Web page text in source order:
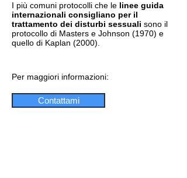
I più comuni protocolli che le linee guida
internazionali consigliano per il
trattamento dei disturbi sessuali sono il
protocollo di Masters e Johnson (1970) e
quello di Kaplan (2000).
Per maggiori informazioni:
Contattami